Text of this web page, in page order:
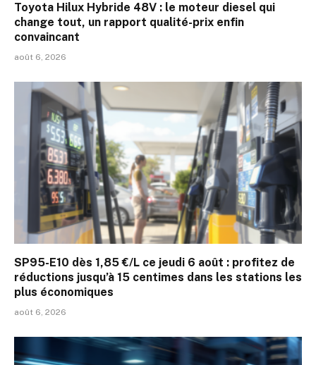
Toyota Hilux Hybride 48V : le moteur diesel qui
change tout, un rapport qualité-prix enfin
convaincant
août 6, 2026
SP95-E10 dès 1,85 €/L ce jeudi 6 août : profitez de
réductions jusqu’à 15 centimes dans les stations les
plus économiques
août 6, 2026